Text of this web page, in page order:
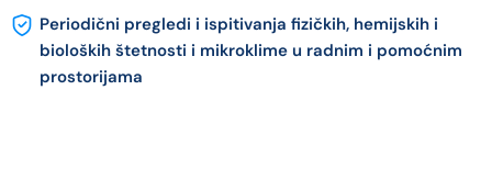
Periodični pregledi i ispitivanja fizičkih, hemijskih i
bioloških štetnosti i mikroklime u radnim i pomoćnim
prostorijama